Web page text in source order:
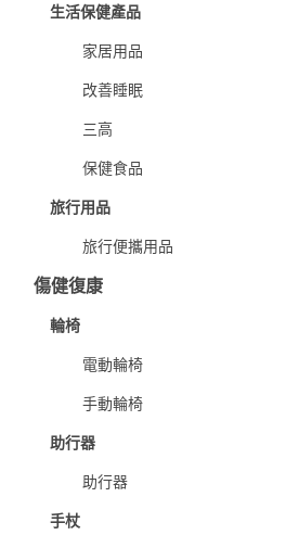
生活保健產品
家居用品
改善睡眠
三高
保健食品
旅行用品
旅行便攜用品
傷健復康
輪椅
電動輪椅
手動輪椅
助行器
助行器
手杖